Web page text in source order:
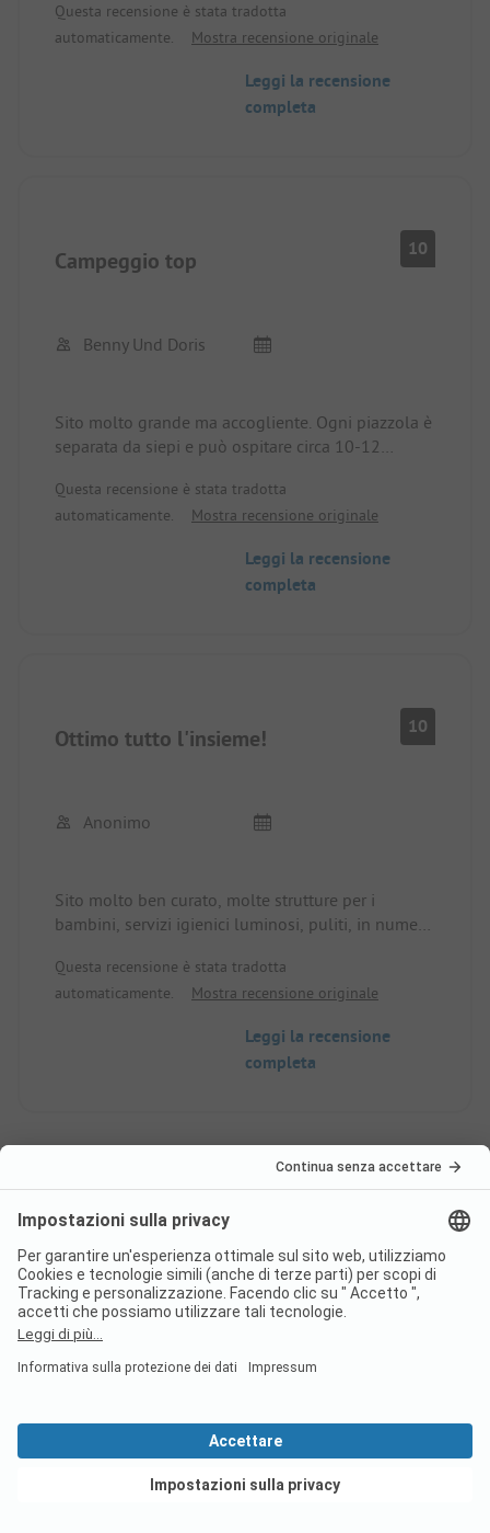
gentile e flessibile.
Questa recensione è stata tradotta
automaticamente.
Mostra recensione originale
Leggi la recensione
completa
Campeggio top 10
Benny Und Doris
Sito molto grande ma accogliente. Ogni piazzola è
separata da siepi e può ospitare circa 10-12
I servizi igienici sono davvero sensazionalmente
grandi, puliti e ben tenuti.
hanno dato ottime istruzioni.
Questa recensione è stata tradotta
automaticamente.
Mostra recensione originale
Leggi la recensione
completa
Ottimo tutto l'insieme! 10
Anonimo
Sito molto ben curato, molte strutture per i
bambini, servizi igienici luminosi, puliti, in numero
Questa recensione è stata tradotta
automaticamente.
Mostra recensione originale
Leggi la recensione
completa
Paginazione
1
Classificazione camping
Ponderazione delle aree di servizio
Vedi offerte